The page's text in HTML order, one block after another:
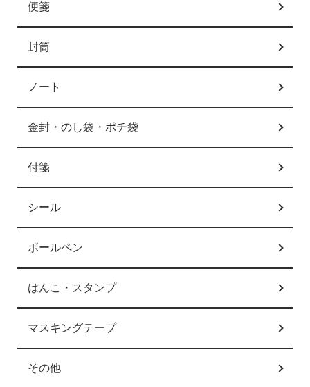
便箋
封筒
ノート
金封・のし袋・ポチ袋
付箋
シール
ボールペン
はんこ・スタンプ
マスキングテープ
その他